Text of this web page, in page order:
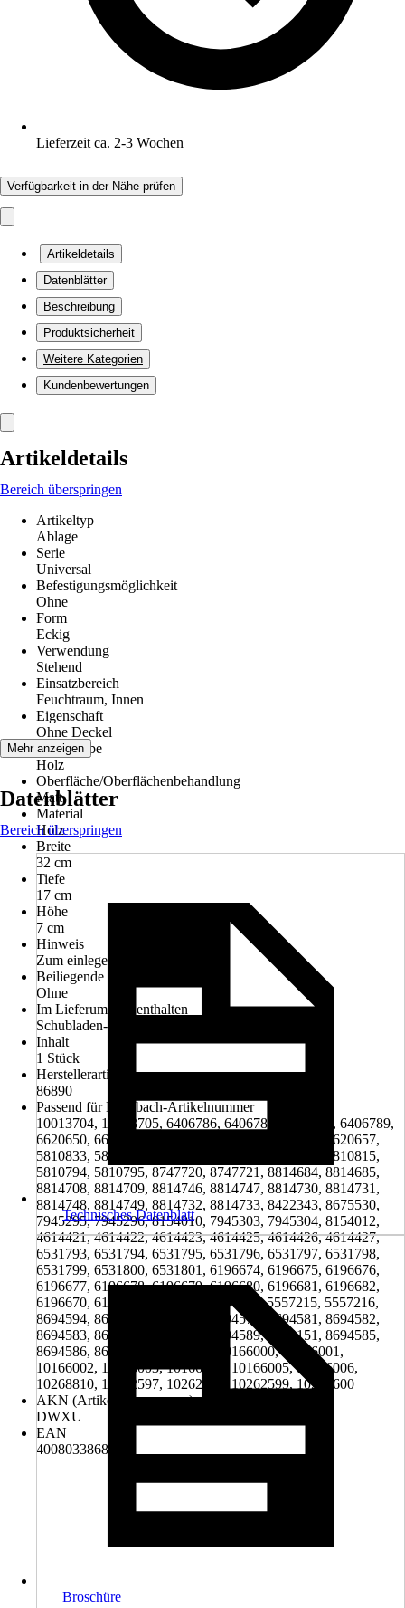
Lieferzeit ca. 2-3 Wochen
Verfügbarkeit in der Nähe prüfen
Artikeldetails
Datenblätter
Beschreibung
Produktsicherheit
Weitere Kategorien
Kundenbewertungen
Artikeldetails
Bereich überspringen
Artikeltyp
Ablage
Serie
Universal
Befestigungsmöglichkeit
Ohne
Form
Eckig
Verwendung
Stehend
Einsatzbereich
Feuchtraum, Innen
Eigenschaft
Ohne Deckel
Grundfarbe
Holz
Oberfläche/Oberflächenbehandlung
Matt
Material
Holz
Breite
32 cm
Tiefe
17 cm
Höhe
7 cm
Hinweis
Zum einlegen in Schubladen
Beiliegende Befestigung
Ohne
Im Lieferumfang enthalten
Schubladen-Box Buche
Inhalt
1 Stück
Herstellerartikelnummer
86890
Passend für Hornbach-Artikelnummer
10013704, 10013705, 6406786, 6406787, 6406788, 6406789,
6620650, 6620651, 6620652, 6620655, 6620656, 6620657,
5810833, 5810834, 5810851, 5810852, 5810814, 5810815,
5810794, 5810795, 8747720, 8747721, 8814684, 8814685,
8814708, 8814709, 8814746, 8814747, 8814730, 8814731,
8814748, 8814749, 8814732, 8814733, 8422343, 8675530,
7945295, 7945296, 8154010, 7945303, 7945304, 8154012,
4614421, 4614422, 4614423, 4614425, 4614426, 4614427,
6531793, 6531794, 6531795, 6531796, 6531797, 6531798,
6531799, 6531800, 6531801, 6196674, 6196675, 6196676,
6196677, 6196678, 6196679, 6196680, 6196681, 6196682,
6196670, 6196671, 6196672, 5557211, 5557215, 5557216,
8694594, 8694595, 8692152, 8694579, 8694581, 8694582,
8694583, 8694584, 8694588, 8694589, 8692151, 8694585,
8694586, 8694587, 10165999, 10166000, 10166001,
10166002, 10166003, 10166004, 10166005, 10166006,
10268810, 10262597, 10262598, 10262599, 10262600
AKN (Artikelkurznummer)
DWXU
EAN
4008033868907
Mehr anzeigen
Datenblätter
Bereich überspringen
Technisches Datenblatt
Broschüre